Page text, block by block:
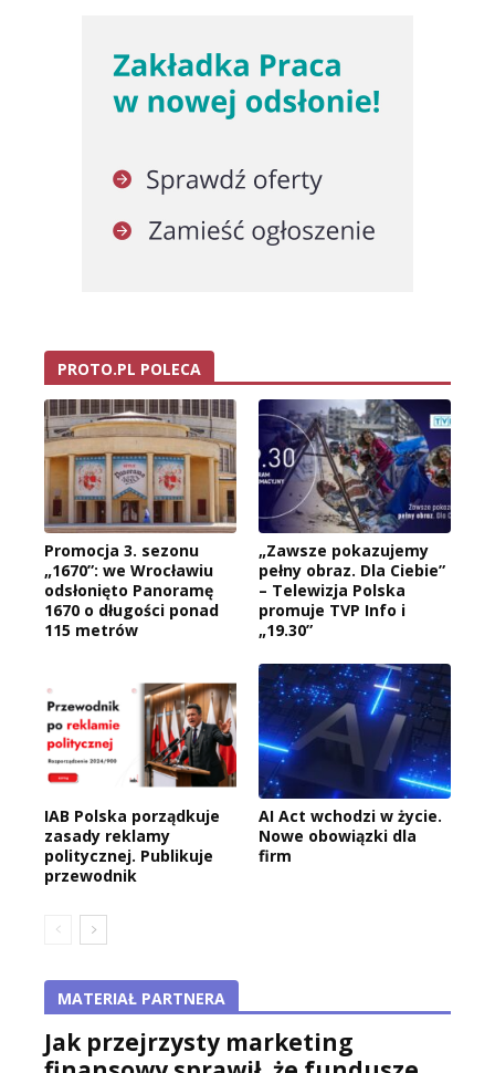
PROTO.PL POLECA
Promocja 3. sezonu
„1670”: we Wrocławiu
odsłonięto Panoramę
1670 o długości ponad
115 metrów
„Zawsze pokazujemy
pełny obraz. Dla Ciebie”
– Telewizja Polska
promuje TVP Info i
„19.30”
IAB Polska porządkuje
zasady reklamy
politycznej. Publikuje
przewodnik
AI Act wchodzi w życie.
Nowe obowiązki dla
firm
MATERIAŁ PARTNERA
Jak przejrzysty marketing